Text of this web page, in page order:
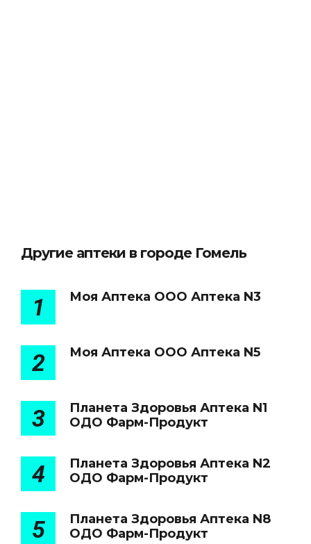
Другие аптеки в городе Гомель
1 Моя Аптека ООО Аптека N3
2 Моя Аптека ООО Аптека N5
3
Планета Здоровья Аптека N1
ОДО Фарм-Продукт
4
Планета Здоровья Аптека N2
ОДО Фарм-Продукт
5
Планета Здоровья Аптека N8
ОДО Фарм-Продукт